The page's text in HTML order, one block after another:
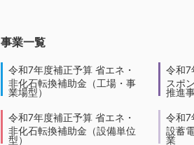
事業一覧
令和7年度補正予算 省エネ・
非化石転換補助金（工場・事
業場型）
令和7年度補正予算 省エネ・
非化石転換補助金（設備単位
型）
令和7
スポ
推進
令和7
設蓄
業